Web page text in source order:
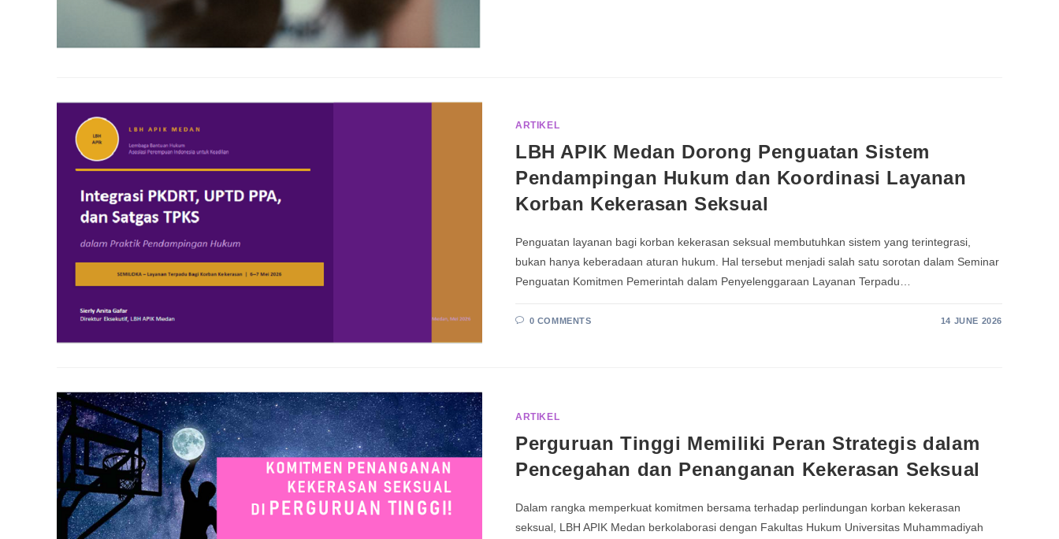
ARTIKEL
LBH APIK Medan Dorong Penguatan Sistem
Pendampingan Hukum dan Koordinasi Layanan
Korban Kekerasan Seksual
Penguatan layanan bagi korban kekerasan seksual membutuhkan sistem yang terintegrasi,
bukan hanya keberadaan aturan hukum. Hal tersebut menjadi salah satu sorotan dalam Seminar
Penguatan Komitmen Pemerintah dalam Penyelenggaraan Layanan Terpadu…
0 COMMENTS 14 JUNE 2026
ARTIKEL
Perguruan Tinggi Memiliki Peran Strategis dalam
Pencegahan dan Penanganan Kekerasan Seksual
Dalam rangka memperkuat komitmen bersama terhadap perlindungan korban kekerasan
seksual, LBH APIK Medan berkolaborasi dengan Fakultas Hukum Universitas Muhammadiyah